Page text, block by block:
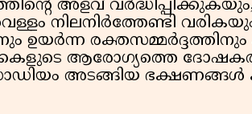
അളവ്
നിലനിർത്തേണ്ടി
ഉയർന്ന
ആരോഗ്യത്തെ
അടങ്ങിയ ഭക്ഷണങ്ങൾ